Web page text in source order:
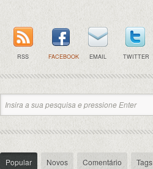
RSS FACEBOOK EMAIL TWITTER
Popular Novos Comentário Tags